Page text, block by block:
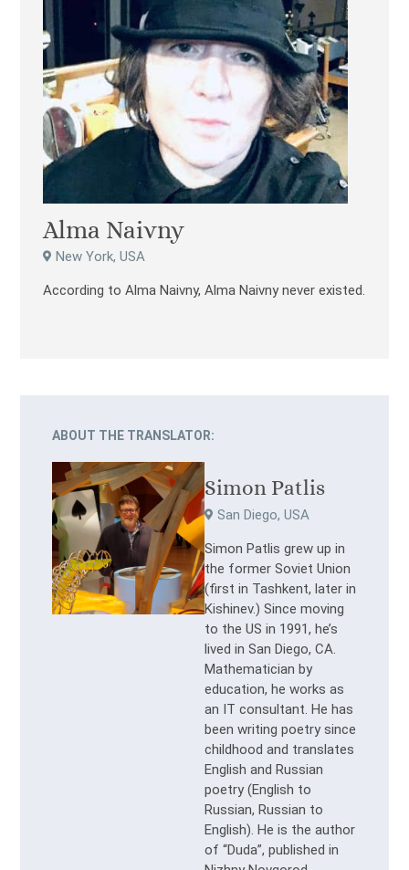
Alma Naivny
New York, USA
According to Alma Naivny, Alma Naivny never existed.
ABOUT THE TRANSLATOR:
Simon Patlis
San Diego, USA
Simon Patlis grew up in
the former Soviet Union
(first in Tashkent, later in
Kishinev.) Since moving
to the US in 1991, he’s
lived in San Diego, CA.
Mathematician by
education, he works as
an IT consultant. He has
been writing poetry since
childhood and translates
English and Russian
poetry (English to
Russian, Russian to
English). He is the author
of “Duda”, published in